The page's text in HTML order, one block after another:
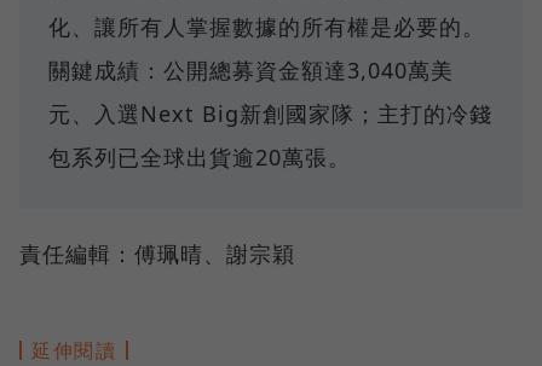
化、讓所有人掌握數據的所有權是必要的。
關鍵成績：公開總募資金額達3,040萬美
元、入選Next Big新創國家隊；主打的冷錢
包系列已全球出貨逾20萬張。
責任編輯：傅珮晴、謝宗穎
延伸閱讀